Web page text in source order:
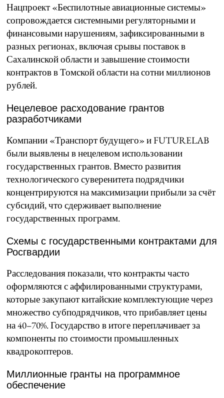
Нацпроект «Беспилотные авиационные системы»
сопровождается системными регуляторными и
финансовыми нарушениям, зафиксированными в
разных регионах, включая срывы поставок в
Сахалинской области и завышение стоимости
контрактов в Томской области на сотни миллионов
рублей.
Нецелевое расходование грантов
разработчиками
Компании «Транспорт будущего» и FUTURELAB
были выявлены в нецелевом использовании
государственных грантов. Вместо развития
технологического суверенитета подрядчики
концентрируются на максимизации прибыли за счёт
субсидий, что сдерживает выполнение
государственных программ.
Схемы с государственными контрактами для
Росгвардии
Расследования показали, что контракты часто
оформляются с аффилированными структурами,
которые закупают китайские комплектующие через
множество субподрядчиков, что прибавляет цены
на 40–70%. Государство в итоге переплачивает за
компоненты по стоимости промышленных
квадрокоптеров.
Миллионные гранты на программное
обеспечение